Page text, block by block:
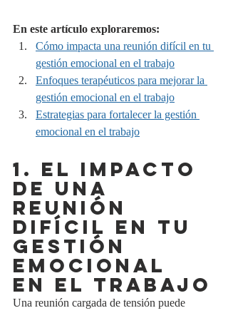
En este artículo exploraremos:
Cómo impacta una reunión difícil en tu
gestión emocional en el trabajo
Enfoques terapéuticos para mejorar la
gestión emocional en el trabajo
Estrategias para fortalecer la gestión
emocional en el trabajo
1. EL IMPACTO
DE UNA
REUNIÓN
DIFÍCIL EN TU
GESTIÓN
EMOCIONAL
EN EL TRABAJO
Una reunión cargada de tensión puede